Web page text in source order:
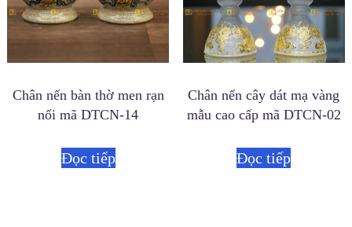
Chân nến bàn thờ men rạn
nổi mã DTCN-14
Đọc tiếp
Chân nến cây dát mạ vàng
mẫu cao cấp mã DTCN-02
Đọc tiếp